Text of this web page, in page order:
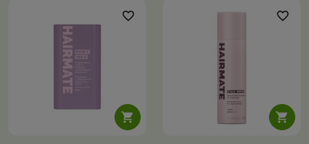
hoofdhuid, waardoor het haar
sterker, dikker en glanzender

favorite_border

favorite_border